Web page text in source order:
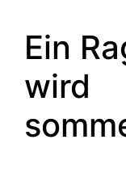
Ein
wird